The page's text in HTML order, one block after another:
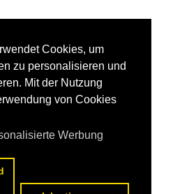
Cookies, um
zu personalisieren und
Mit der Nutzung
von Cookies
Werbung